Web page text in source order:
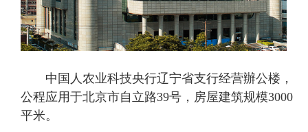
中国人农业科技央行辽宁省支行经营辦公楼，
公程应用于北京市自立路39号，房屋建筑规模3000
平米。